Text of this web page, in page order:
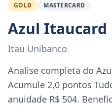
GOLD MASTERCARD
Azul Itaucard
Itau Unibanco
Analise completa do
Acumule 2,0 pontos
anuidade R$ 504.